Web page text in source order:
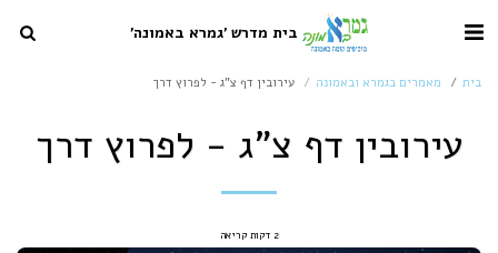
בית מדרש 'גמרא באמונה'
בית מאמרים בגמרא ובאמונה עירובין דף צ"ג - לפרוץ דרך
עירובין דף צ"ג - לפרוץ דרך
2 דקות קריאה